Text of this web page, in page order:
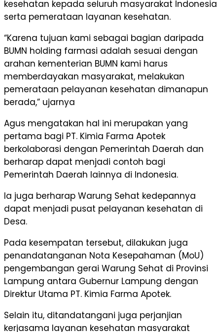
kesehatan kepada seluruh masyarakat Indonesia
serta pemerataan layanan kesehatan.
“Karena tujuan kami sebagai bagian daripada
BUMN holding farmasi adalah sesuai dengan
arahan kementerian BUMN kami harus
memberdayakan masyarakat, melakukan
pemerataan pelayanan kesehatan dimanapun
berada,” ujarnya
Agus mengatakan hal ini merupakan yang
pertama bagi PT. Kimia Farma Apotek
berkolaborasi dengan Pemerintah Daerah dan
berharap dapat menjadi contoh bagi
Pemerintah Daerah lainnya di Indonesia.
Ia juga berharap Warung Sehat kedepannya
dapat menjadi pusat pelayanan kesehatan di
Desa.
Pada kesempatan tersebut, dilakukan juga
penandatanganan Nota Kesepahaman (MoU)
pengembangan gerai Warung Sehat di Provinsi
Lampung antara Gubernur Lampung dengan
Direktur Utama PT. Kimia Farma Apotek.
Selain itu, ditandatangani juga perjanjian
kerjasama layanan kesehatan masyarakat